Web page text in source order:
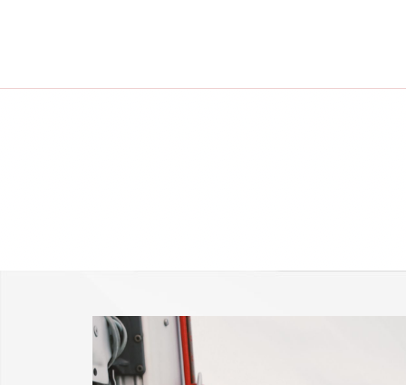
-25 % a webshopban!
Kupon: summer25